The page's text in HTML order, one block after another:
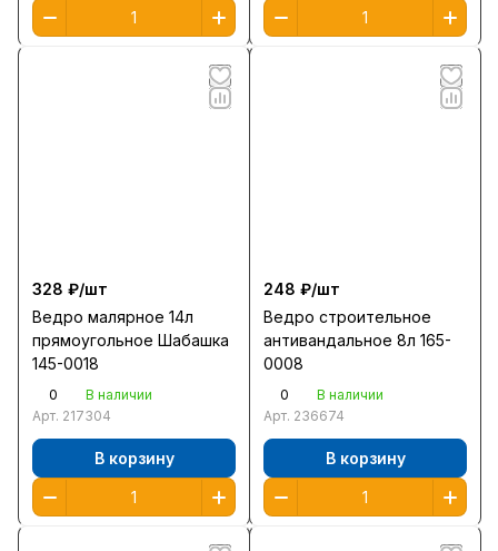
328 ₽/шт
Ведро малярное 14л
прямоугольное Шабашка
145-0018
0
В наличии
Арт. 217304
В корзину
248 ₽/шт
Ведро строительное
антивандальное 8л 165-
0008
0
В наличии
Арт. 236674
В корзину